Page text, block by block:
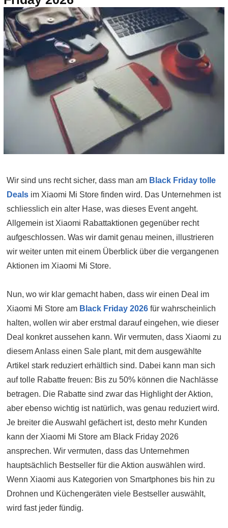
Wir sind uns recht sicher, dass man am Black Friday tolle
Deals im Xiaomi Mi Store finden wird. Das Unternehmen ist
schliesslich ein alter Hase, was dieses Event angeht.
Allgemein ist Xiaomi Rabattaktionen gegenüber recht
aufgeschlossen. Was wir damit genau meinen, illustrieren
wir weiter unten mit einem Überblick über die vergangenen
Aktionen im Xiaomi Mi Store.
Nun, wo wir klar gemacht haben, dass wir einen Deal im
Xiaomi Mi Store am Black Friday 2026 für wahrscheinlich
halten, wollen wir aber erstmal darauf eingehen, wie dieser
Deal konkret aussehen kann. Wir vermuten, dass Xiaomi zu
diesem Anlass einen Sale plant, mit dem ausgewählte
Artikel stark reduziert erhältlich sind. Dabei kann man sich
auf tolle Rabatte freuen: Bis zu 50% können die Nachlässe
betragen. Die Rabatte sind zwar das Highlight der Aktion,
aber ebenso wichtig ist natürlich, was genau reduziert wird.
Je breiter die Auswahl gefächert ist, desto mehr Kunden
kann der Xiaomi Mi Store am Black Friday 2026
ansprechen. Wir vermuten, dass das Unternehmen
hauptsächlich Bestseller für die Aktion auswählen wird.
Wenn Xiaomi aus Kategorien von Smartphones bis hin zu
Drohnen und Küchengeräten viele Bestseller auswählt,
wird fast jeder fündig.